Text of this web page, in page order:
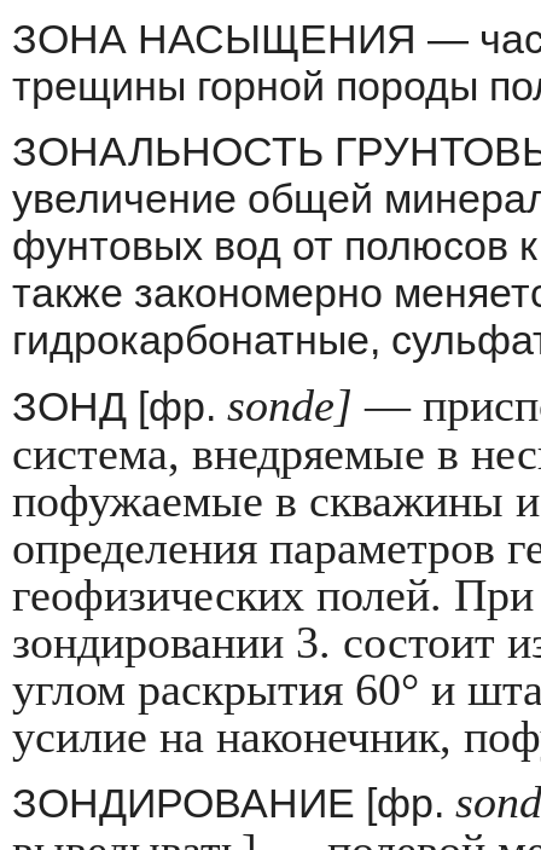
ЗОНА НАСЫЩЕНИЯ —
трещи­ны горной породы
ЗОНАЛЬНОСТЬ
увеличение общей
фунтовых вод от полюсов
также закономерно
гидрокарбонатные,
ЗОНД [фр. sonde] —
система, внедряемые в
пофужаемые в скважи­ны
определения параметров
геофизических полей.
зондировании 3. состоит
углом раскрытия 60° и
усилие на наконеч­ник,
ЗОНДИРОВАНИЕ [фр.